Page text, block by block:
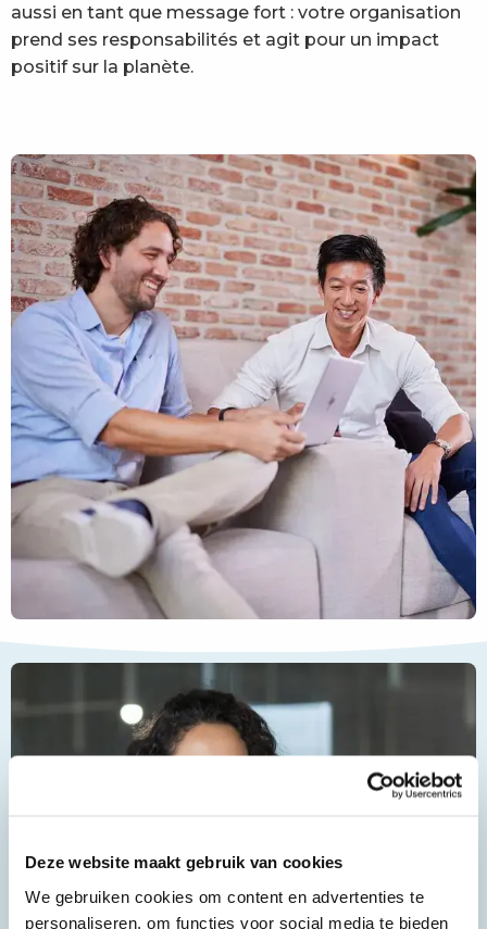
Deze website maakt gebruik van cookies
We gebruiken cookies om content en advertenties te
personaliseren, om functies voor social media te bieden
aussi en tant que message fort : votre organisation
prend ses responsabilités et agit pour un impact
positif sur la planète.